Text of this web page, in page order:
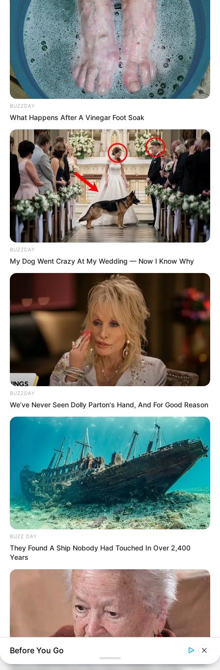
BUZZDAY
What Happens After A Vinegar Foot Soak
BUZZDAY
My Dog Went Crazy At My Wedding — Now I Know Why
BUZZDAY
We’ve Never Seen Dolly Parton's Hand, And For Good Reason
BUZZ DAY
They Found A Ship Nobody Had Touched In Over 2,400
Years
Before You Go